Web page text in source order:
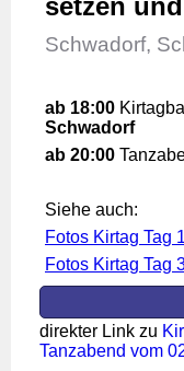
Schwadorf,
ab 18:00
Schwadorf
ab 20:00
Siehe auch:
Fotos Kirtag Tag
Fotos Kirtag Tag
direkter Link zu
Tanzabend vom